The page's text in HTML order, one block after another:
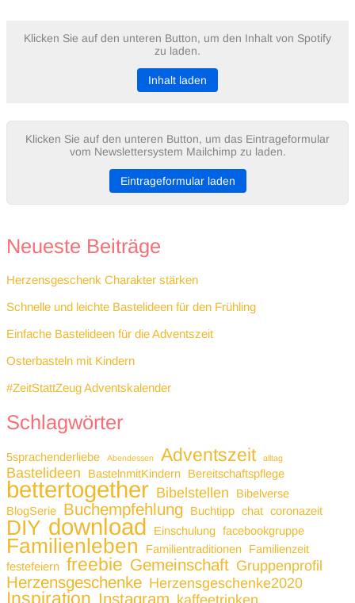
Klicken Sie auf den unteren Button, um den Inhalt von Spotify
zu laden.
Inhalt laden
Klicken Sie auf den unteren Button, um das Eintrageformular
vom Newslettersystem Mailchimp zu laden.
Eintrageformular laden
Neueste Beiträge
Herzensgeschenk Charakter stärken
Schnelle und leichte Bastelideen für den Frühling
Einfache Bastelideen für die Adventszeit
Osterbasteln mit Kindern
#ZeitStattZeug Adventskalender
Schlagwörter
5sprachenderliebe Abendessen Adventszeit alltag
Bastelideen BastelnmitKindern Bereitschaftspflege
bettertogether Bibelstellen
Bibelverse
BlogSerie
Buchempfehlung Buchtipp chat coronazeit
DIY download Einschulung facebookgruppe
Familienleben Familientraditionen
Familienzeit
festefeiern freebie Gemeinschaft Gruppenprofil
Herzensgeschenke Herzensgeschenke2020
Inspiration Instagram